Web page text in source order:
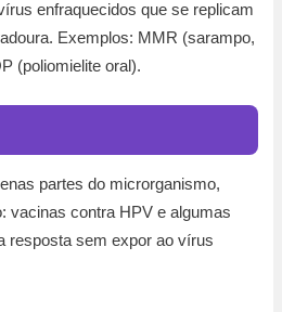
enfraquecidos que se replicam
Exemplos: MMR (sarampo,
(poliomielite oral).
partes do microrganismo,
vacinas contra HPV e algumas
resposta sem expor ao vírus